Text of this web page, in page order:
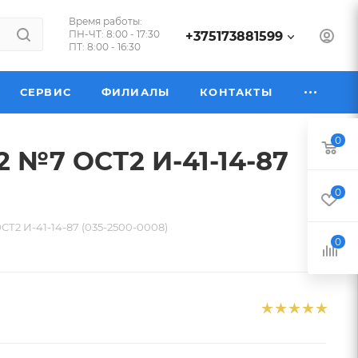
Время работы:
ПН-ЧТ: 8:00 - 17:30
ПТ: 8:00 - 16:30
+375173881599
СЕРВИС ФИЛИАЛЫ КОНТАКТЫ
№7 ОСТ2 И-41-14-87
И-41-14-87 (035-2500-0008)
0
0
0